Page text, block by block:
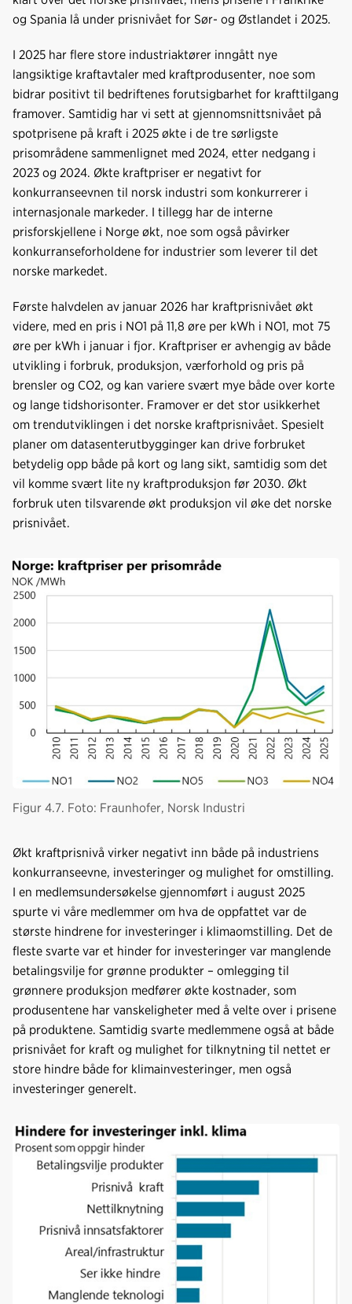
og Spania lå under prisnivået for Sør- og Østlandet i 2025.
I 2025 har flere store industriaktører inngått nye
langsiktige kraftavtaler med kraftprodusenter, noe som
bidrar positivt til bedriftenes forutsigbarhet for krafttilgang
framover. Samtidig har vi sett at gjennomsnittsnivået på
spotprisene på kraft i 2025 økte i de tre sørligste
prisområdene sammenlignet med 2024, etter nedgang i
2023 og 2024. Økte kraftpriser er negativt for
konkurranseevnen til norsk industri som konkurrerer i
internasjonale markeder. I tillegg har de interne
prisforskjellene i Norge økt, noe som også påvirker
konkurranseforholdene for industrier som leverer til det
norske markedet.
Første halvdelen av januar 2026 har kraftprisnivået økt
videre, med en pris i NO1 på 11,8 øre per kWh i NO1, mot 75
øre per kWh i januar i fjor. Kraftpriser er avhengig av både
utvikling i forbruk, produksjon, værforhold og pris på
brensler og CO2, og kan variere svært mye både over korte
og lange tidshorisonter. Framover er det stor usikkerhet
om trendutviklingen i det norske kraftprisnivået. Spesielt
planer om datasenterutbygginger kan drive forbruket
betydelig opp både på kort og lang sikt, samtidig som det
vil komme svært lite ny kraftproduksjon før 2030. Økt
forbruk uten tilsvarende økt produksjon vil øke det norske
prisnivået.
Figur 4.7. Foto: Fraunhofer, Norsk Industri
Økt kraftprisnivå virker negativt inn både på industriens
konkurranseevne, investeringer og mulighet for omstilling.
I en medlemsundersøkelse gjennomført i august 2025
spurte vi våre medlemmer om hva de oppfattet var de
største hindrene for investeringer i klimaomstilling. Det de
fleste svarte var et hinder for investeringer var manglende
betalingsvilje for grønne produkter – omlegging til
grønnere produksjon medfører økte kostnader, som
produsentene har vanskeligheter med å velte over i prisene
på produktene. Samtidig svarte medlemmene også at både
prisnivået for kraft og mulighet for tilknytning til nettet er
store hindre både for klimainvesteringer, men også
investeringer generelt.